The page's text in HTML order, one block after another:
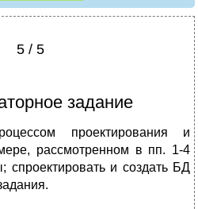
5 / 5
задание
проектирования и
рассмотренном в пп. 1-4
спроектировать и создать БД